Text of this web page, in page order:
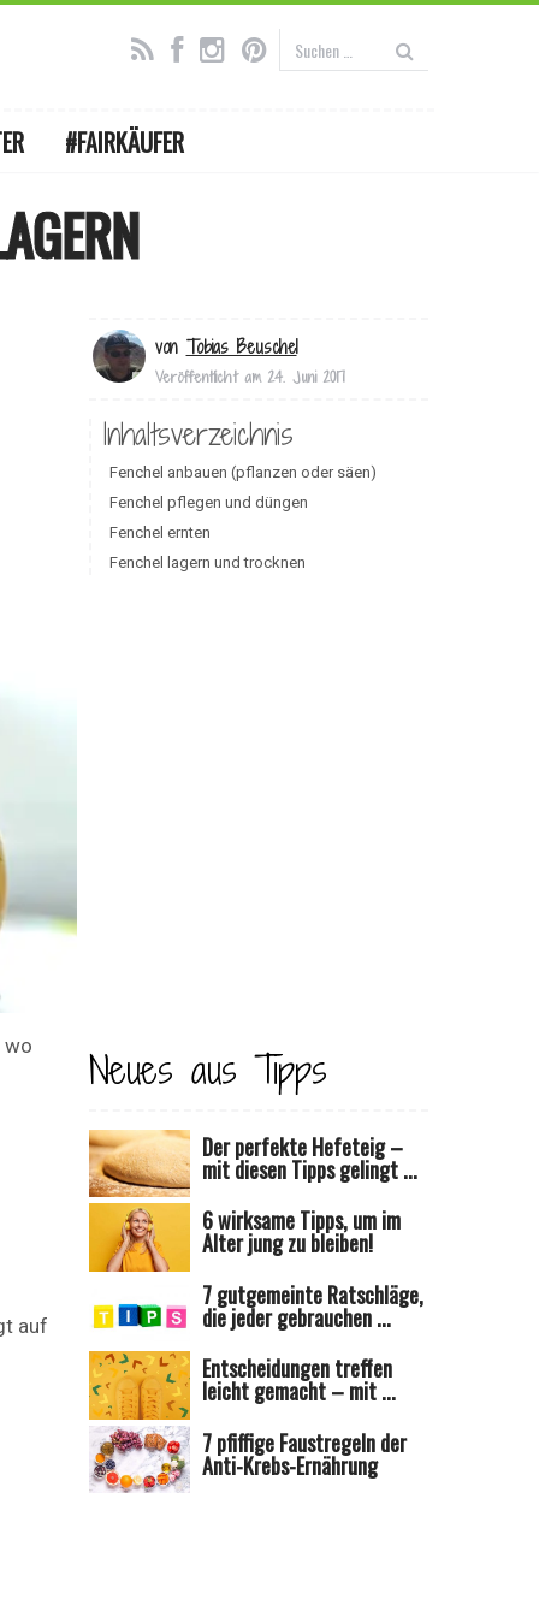
#FAIRKÄUFER
von Tobias Beuschel
Veröffentlicht am 24. Juni 2017
Inhaltsverzeichnis
Fenchel anbauen (pflanzen oder säen)
Fenchel pflegen und düngen
Fenchel ernten
Fenchel lagern und trocknen
wo
auf
Neues aus Tipps
Der perfekte Hefeteig –
mit diesen Tipps gelingt ...
6 wirksame Tipps, um im
Alter jung zu bleiben!
7 gutgemeinte Ratschläge,
die jeder gebrauchen ...
Entscheidungen treffen
leicht gemacht – mit ...
7 pfiffige Faustregeln der
Anti-Krebs-Ernährung